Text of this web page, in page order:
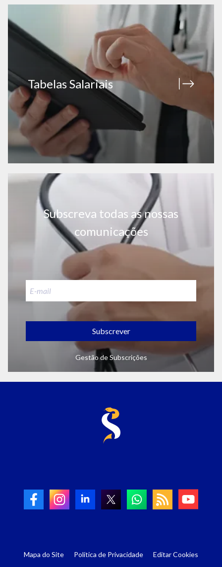
Tabelas Salariais
Subscreva todas as nossas
comunicações
Subscrever
Gestão de Subscrições
Mapa do Site Política de Privacidade Editar Cookies